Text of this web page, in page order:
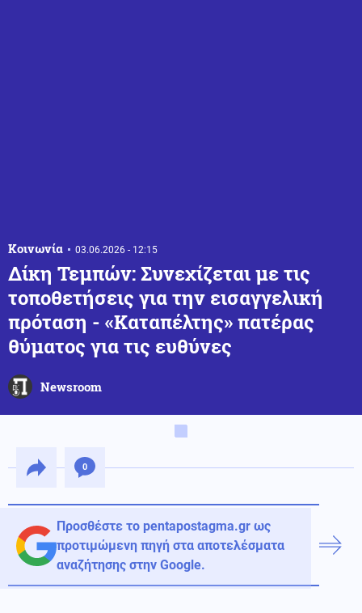
Κοινωνία 03.06.2026 - 12:15
Δίκη Τεμπών: Συνεχίζεται με τις
τοποθετήσεις για την εισαγγελική
πρόταση - «Καταπέλτης» πατέρας
θύματος για τις ευθύνες
Newsroom
0
Προσθέστε το pentapostagma.gr ως
προτιμώμενη πηγή στα αποτελέσματα
αναζήτησης στην Google.